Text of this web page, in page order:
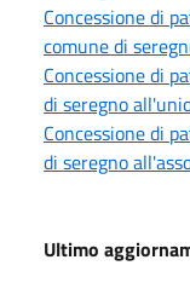
Concessione di
comune di
Concessione di
di seregno
Concessione di
di seregno
Ultimo